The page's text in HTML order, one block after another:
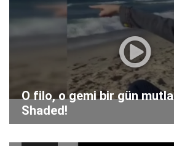
O filo, o gemi bir gün
Shaded!